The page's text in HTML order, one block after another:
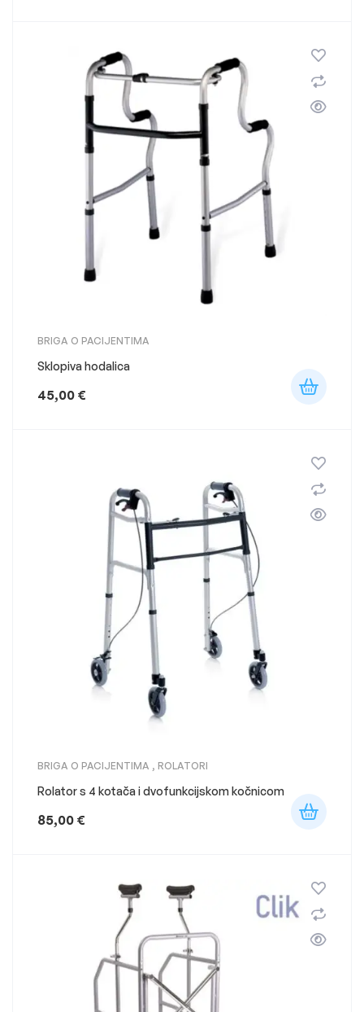
BRIGA O PACIJENTIMA
Sklopiva hodalica
45,00 €
BRIGA O PACIJENTIMA , ROLATORI
Rolator s 4 kotača i dvofunkcijskom kočnicom
85,00 €